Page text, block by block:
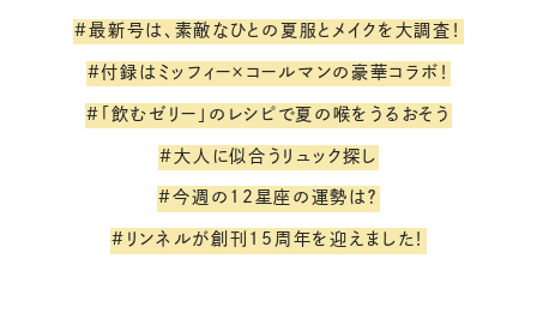
#最新号は、素敵なひとの夏服とメイクを大調査！
#付録はミッフィー×コールマンの豪華コラボ！
#「飲むゼリー」のレシピで夏の喉をうるおそう
#大人に似合うリュック探し
#今週の12星座の運勢は？
#リンネルが創刊15周年を迎えました！